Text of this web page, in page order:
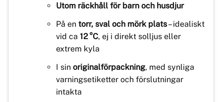
Utom räckhåll för barn och husdjur
På en torr, sval och mörk plats– idealiskt
vid ca 12 °C, ej i direkt solljus eller
extrem kyla
I sin originalförpackning, med synliga
varningsetiketter och förslutningar
intakta